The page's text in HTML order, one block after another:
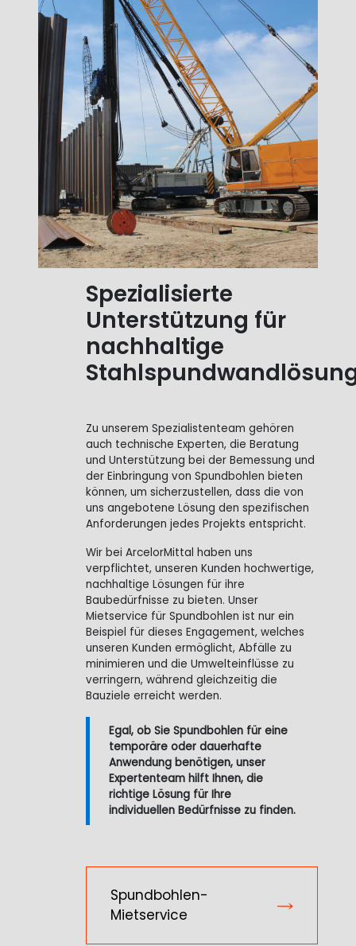
Spezialisierte
Unterstützung für
nachhaltige
Zu unserem Spezialistenteam gehören
auch technische Experten, die Beratung
und Unterstützung bei der Bemessung und
der Einbringung von Spundbohlen bieten
können, um sicherzustellen, dass die von
uns angebotene Lösung den spezifischen
Anforderungen jedes Projekts entspricht.
Wir bei ArcelorMittal haben uns
verpflichtet, unseren Kunden hochwertige,
nachhaltige Lösungen für ihre
Baubedürfnisse zu bieten. Unser
Mietservice für Spundbohlen ist nur ein
Beispiel für dieses Engagement, welches
unseren Kunden ermöglicht, Abfälle zu
minimieren und die Umwelteinflüsse zu
verringern, während gleichzeitig die
Bauziele erreicht werden.
Egal, ob Sie Spundbohlen für eine
temporäre oder dauerhafte
Anwendung benötigen, unser
Expertenteam hilft Ihnen, die
richtige Lösung für Ihre
individuellen Bedürfnisse zu finden.
Spundbohlen-
Mietservice